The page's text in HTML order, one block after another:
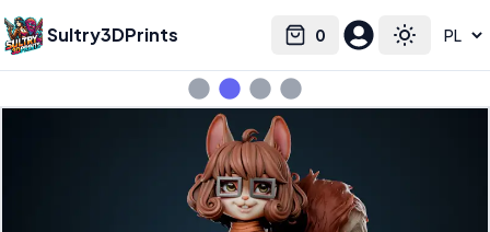
Sultry3DPrints 0
Cart Toggle
Select language